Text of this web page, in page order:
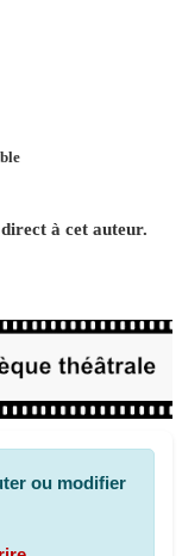
à cet auteur.
ou modifier